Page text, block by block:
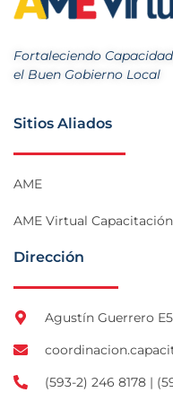
Fortaleciendo
el Buen Gobierno Local
Sitios Aliados
AME
AME Virtual Capacitación
Dirección
Agustín Guerrero
(593-2) 246 8178 |